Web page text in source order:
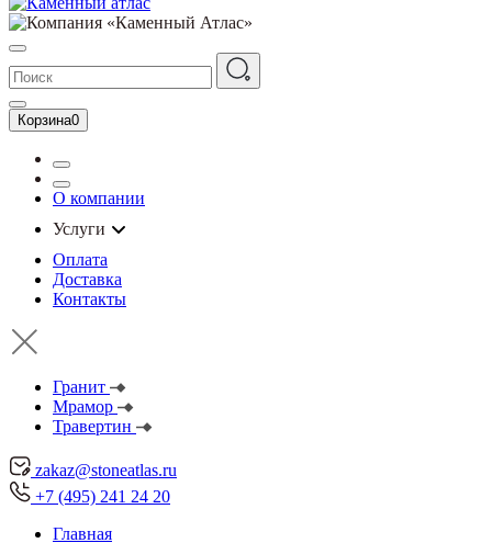
Корзина0
О компании
Услуги
Оплата
Доставка
Контакты
Гранит
Мрамор
Травертин
zakaz@stoneatlas.ru
+7 (495) 241 24 20
Главная